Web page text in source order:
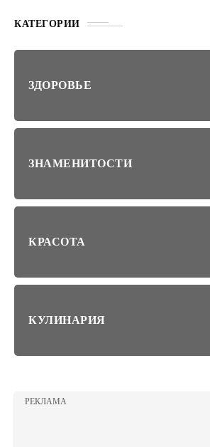
КАТЕГОРИИ
ЗДОРОВЬЕ
ЗНАМЕНИТОСТИ
КРАСОТА
КУЛИНАРИЯ
РЕКЛАМА